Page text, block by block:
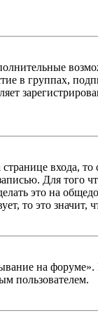
в группах,
входа,
Для того
это на
то это значит,
на
пользователем.